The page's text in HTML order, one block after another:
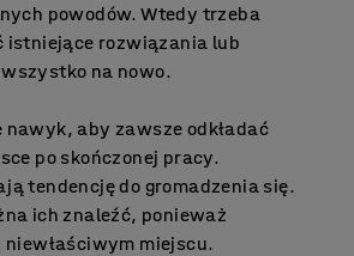
powodów. Wtedy trzeba
istniejące rozwiązania lub
na nowo.
nawyk, aby zawsze odkładać
po skończonej pracy.
tendencję do gromadzenia się.
ich znaleźć, ponieważ
miejscu.